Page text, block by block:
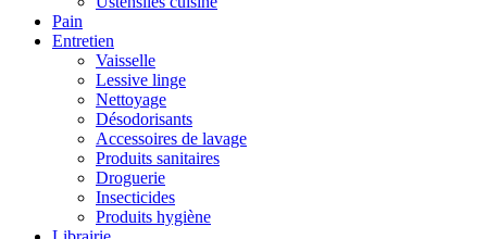
Pain
Entretien
Vaisselle
Lessive linge
Nettoyage
Désodorisants
Accessoires de lavage
Produits sanitaires
Droguerie
Insecticides
Produits hygiène